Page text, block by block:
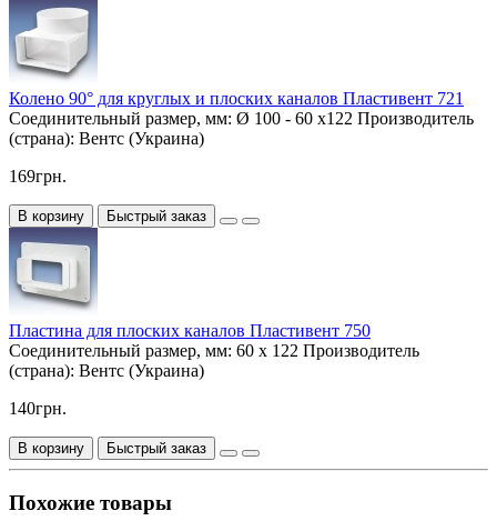
Колено 90° для круглых и плоских каналов Пластивент 721
Соединительный размер, мм: Ø 100 - 60 x122 Производитель
(страна): Вентс (Украина)
169грн.
В корзину Быстрый заказ
Пластина для плоских каналов Пластивент 750
Соединительный размер, мм: 60 х 122 Производитель
(страна): Вентс (Украина)
140грн.
В корзину Быстрый заказ
Похожие товары